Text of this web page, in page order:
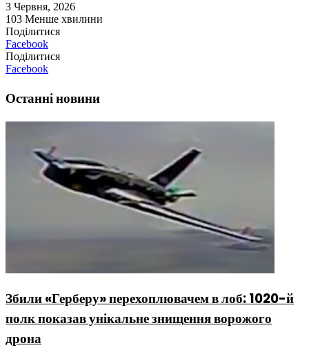
3 Червня, 2026
103 Менше хвилини
Поділитися
Facebook
Поділитися
Facebook
Останні новини
Збили «Герберу» перехоплювачем в лоб: 1020-й
полк показав унікальне знищення ворожого
дрона